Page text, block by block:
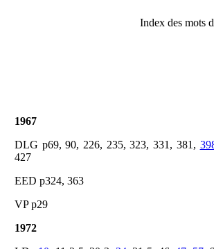
Index des mots
1967
DLG p69, 90, 226, 235, 323, 331, 381,
427
EED p324, 363
VP p29
1972